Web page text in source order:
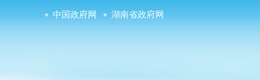
中国政府网 湖南省政府网